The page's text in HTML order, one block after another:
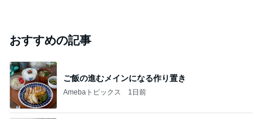
おすすめの記事
ご飯の進むメインになる作り置き
Amebaトピックス 1日前